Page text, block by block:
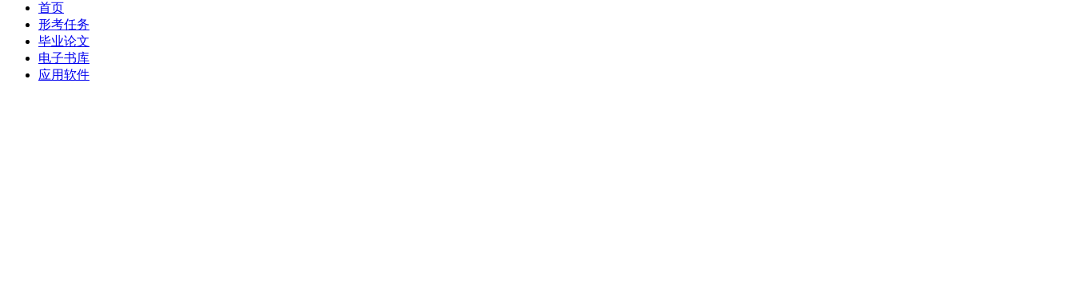
首页
形考任务
毕业论文
电子书库
应用软件